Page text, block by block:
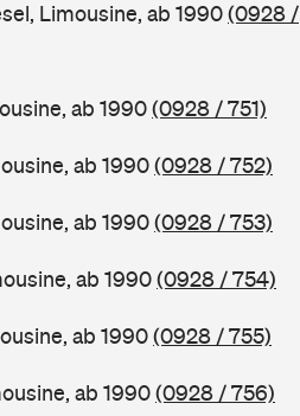
Limousine, ab 1990(0928 /
ab 1990(0928 / 751)
ab 1990(0928 / 752)
ab 1990(0928 / 753)
ab 1990(0928 / 754)
ab 1990(0928 / 755)
ab 1990(0928 / 756)